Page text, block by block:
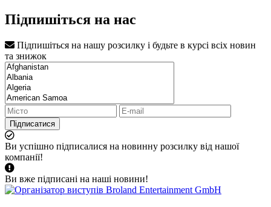
Підпишіться на нас
Підпишіться на нашу розсилку і будьте в курсі всіх новин
та знижок
Підписатися
Ви успішно підписалися на новинну розсилку від нашої
компанії!
Ви вже підписані на наші новини!